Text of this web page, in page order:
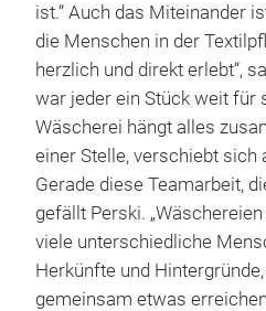
ist.“ Auch das Miteinander
die Menschen in der
herzlich und direkt erlebt“,
war jeder ein Stück weit für
Wäscherei hängt alles
einer Stelle, verschiebt sich
Gerade diese Teamarbeit,
gefällt Perski.
viele unterschiedliche
Herkünfte und
gemeinsam etwas